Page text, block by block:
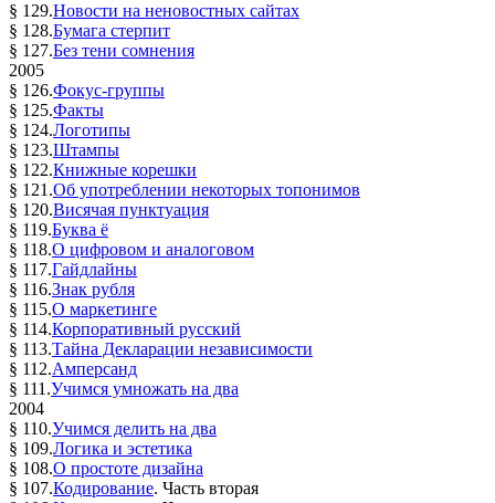
§ 129.Новости на неновостных сайтах
§ 128.Бумага стерпит
§ 127.Без тени сомнения
2005
§ 126.Фокус-группы
§ 125.Факты
§ 124.Логотипы
§ 123.Штампы
§ 122.Книжные корешки
§ 121.Об употреблении некоторых топонимов
§ 120.Висячая пунктуация
§ 119.Буква ё
§ 118.О цифровом и аналоговом
§ 117.Гайдлайны
§ 116.Знак рубля
§ 115.О маркетинге
§ 114.Корпоративный русский
§ 113.Тайна Декларации независимости
§ 112.Амперсанд
§ 111.Учимся умножать на два
2004
§ 110.Учимся делить на два
§ 109.Логика и эстетика
§ 108.О простоте дизайна
§ 107.Кодирование. Часть вторая